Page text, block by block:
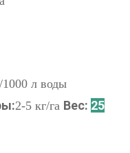
1000 л воды
2-5 кг/га Вес: 25